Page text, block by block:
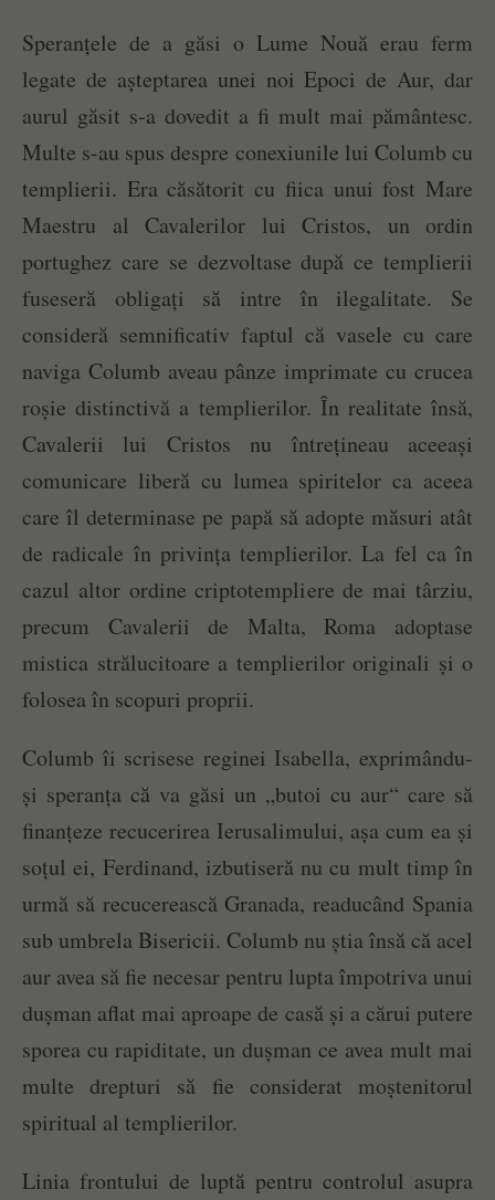
Speranțele de a găsi o Lume Nouă erau ferm
legate de așteptarea unei noi Epoci de Aur, dar
aurul găsit s-a dovedit a fi mult mai pământesc.
Multe s-au spus despre conexiunile lui Columb cu
templierii. Era căsătorit cu fiica unui fost Mare
Maestru al Cavalerilor lui Cristos, un ordin
portughez care se dezvoltase după ce templierii
fuseseră obligați să intre în ilegalitate. Se
consideră semnificativ faptul că vasele cu care
naviga Columb aveau pânze imprimate cu crucea
roșie distinctivă a templierilor. În realitate însă,
Cavalerii lui Cristos nu întrețineau aceeași
comunicare liberă cu lumea spiritelor ca aceea
care îl determinase pe papă să adopte măsuri atât
de radicale în privința templierilor. La fel ca în
cazul altor ordine criptotempliere de mai târziu,
precum Cavalerii de Malta, Roma adoptase
mistica strălucitoare a templierilor originali și o
folosea în scopuri proprii.
Columb îi scrisese reginei Isabella, exprimându-
și speranța că va găsi un „butoi cu aur“ care să
finanțeze recucerirea Ierusalimului, așa cum ea și
soțul ei, Ferdinand, izbutiseră nu cu mult timp în
urmă să recucerească Granada, readucând Spania
sub umbrela Bisericii. Columb nu știa însă că acel
aur avea să fie necesar pentru lupta împotriva unui
dușman aflat mai aproape de casă și a cărui putere
sporea cu rapiditate, un dușman ce avea mult mai
multe drepturi să fie considerat moștenitorul
spiritual al templierilor.
Linia frontului de luptă pentru controlul asupra